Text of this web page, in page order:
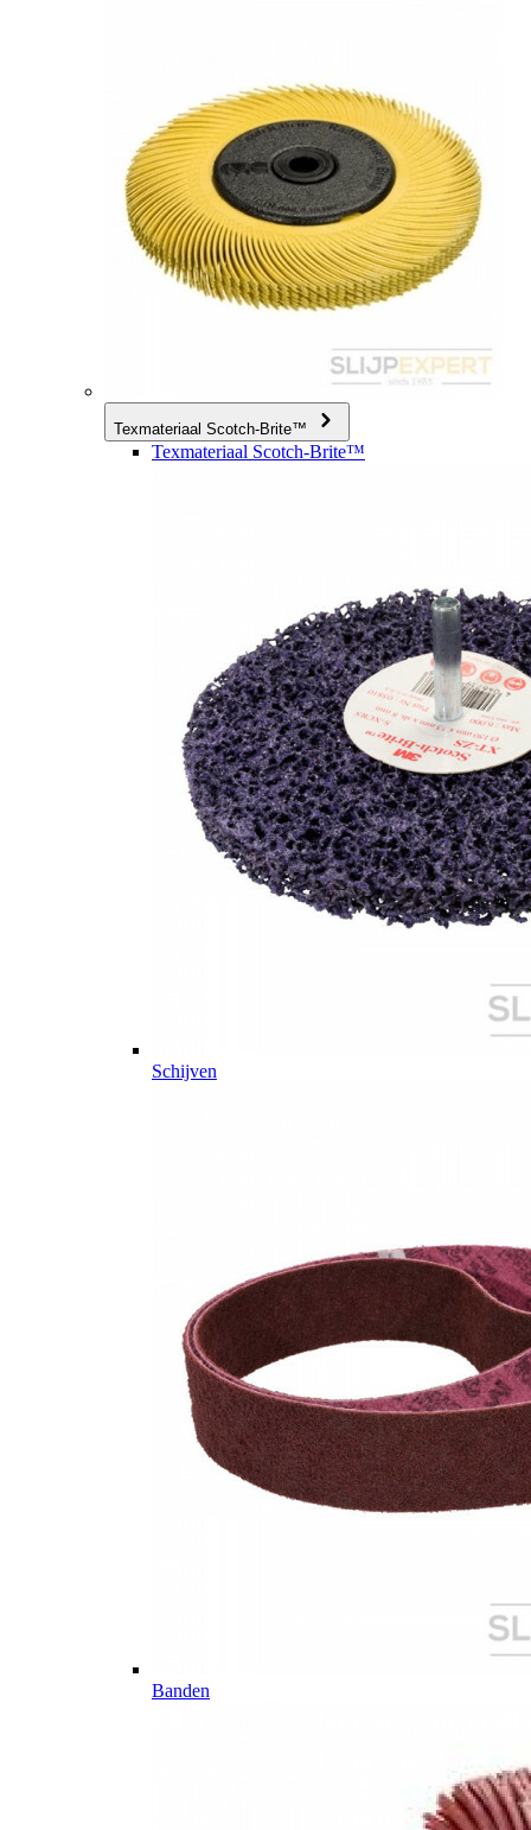
Texmateriaal Scotch-Brite™
Texmateriaal Scotch-Brite™
Schijven
Banden